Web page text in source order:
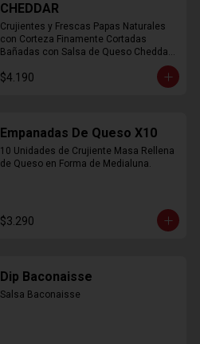
CHEDDAR
Crujientes y Frescas Papas Naturales
con Corteza Finamente Cortadas
Bañadas con Salsa de Queso Cheddar
$4.190
Empanadas De Queso X10
10 Unidades de Crujiente Masa Rellena
de Queso en Forma de Medialuna.
$3.290
Dip Baconaisse
Salsa Baconaisse